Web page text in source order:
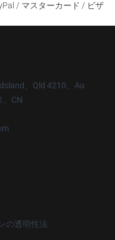
/ マスターカード / ビザ
、Qld 4210、Au
、CN
の透明性法